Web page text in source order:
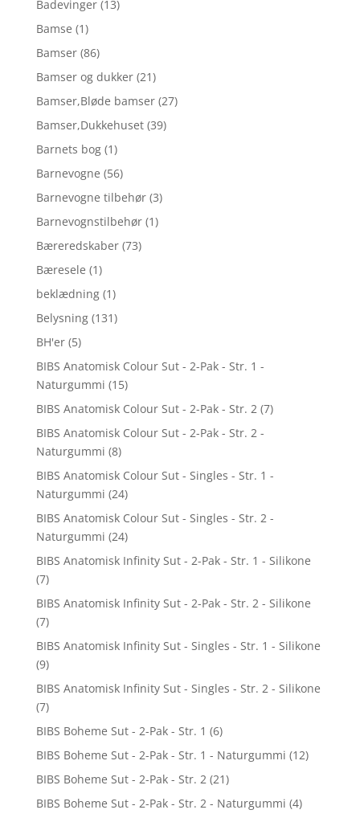
Badevinger (13)
Bamse (1)
Bamser (86)
Bamser og dukker (21)
Bamser,Bløde bamser (27)
Bamser,Dukkehuset (39)
Barnets bog (1)
Barnevogne (56)
Barnevogne tilbehør (3)
Barnevognstilbehør (1)
Bæreredskaber (73)
Bæresele (1)
beklædning (1)
Belysning (131)
BH'er (5)
BIBS Anatomisk Colour Sut - 2-Pak - Str. 1 -
Naturgummi (15)
BIBS Anatomisk Colour Sut - 2-Pak - Str. 2 (7)
BIBS Anatomisk Colour Sut - 2-Pak - Str. 2 -
Naturgummi (8)
BIBS Anatomisk Colour Sut - Singles - Str. 1 -
Naturgummi (24)
BIBS Anatomisk Colour Sut - Singles - Str. 2 -
Naturgummi (24)
BIBS Anatomisk Infinity Sut - 2-Pak - Str. 1 - Silikone
(7)
BIBS Anatomisk Infinity Sut - 2-Pak - Str. 2 - Silikone
(7)
BIBS Anatomisk Infinity Sut - Singles - Str. 1 - Silikone
(9)
BIBS Anatomisk Infinity Sut - Singles - Str. 2 - Silikone
(7)
BIBS Boheme Sut - 2-Pak - Str. 1 (6)
BIBS Boheme Sut - 2-Pak - Str. 1 - Naturgummi (12)
BIBS Boheme Sut - 2-Pak - Str. 2 (21)
BIBS Boheme Sut - 2-Pak - Str. 2 - Naturgummi (4)